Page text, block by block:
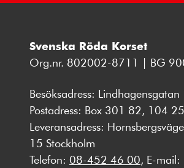
Svenska Röda Korset
Org.nr. 802002-8711 | BG
Besöksadress:
Postadress: Box 301 82, 104
Leveransadress:
15 Stockholm
Telefon: 08-452 46 00, E-mail: